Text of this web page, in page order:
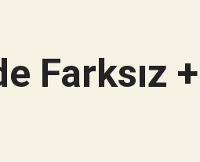
Farksız